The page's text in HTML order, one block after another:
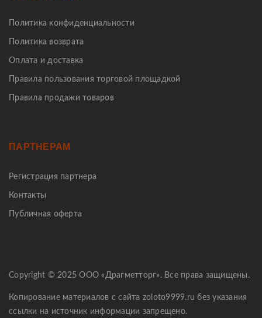
Политика конфиденциальности
Политика возврата
Оплата и доставка
Правила пользования торговой площадкой
Правила продажи товаров
ПАРТНЕРАМ
Регистрация партнера
Контакты
Публичная оферта
Copyright © 2025 ООО «Драгметторг». Все права защищены.
Копирование материалов с сайта zoloto9999.ru без указания
ссылки на источник информации запрещено.